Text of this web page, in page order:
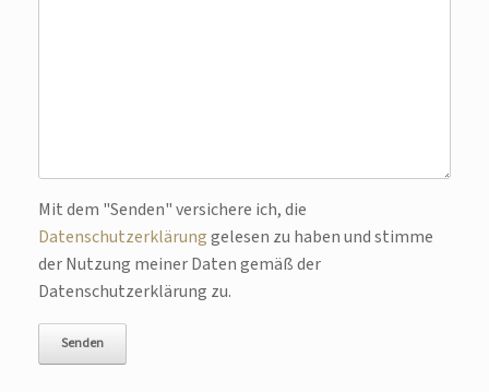
Bitte lasse dieses Feld leer.
Mit dem "Senden" versichere ich, die
Datenschutzerklärunggelesen zu haben und stimme
der Nutzung meiner Daten gemäß der
Datenschutzerklärung zu.